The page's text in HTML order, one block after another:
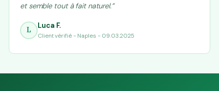
et semble tout à fait naturel.”
L
Luca F.
Client vérifié - Naples - 09.03.2025